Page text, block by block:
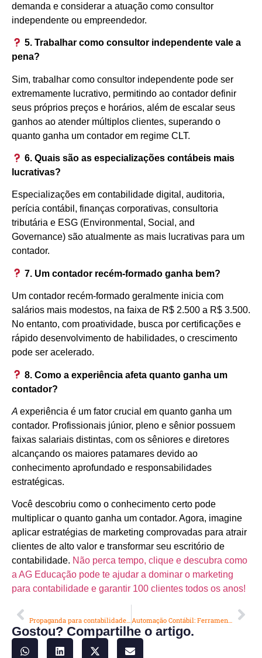
demanda e considerar a atuação como consultor
independente ou empreendedor.
5. Trabalhar como consultor independente vale a
pena?
Sim, trabalhar como consultor independente pode ser
extremamente lucrativo, permitindo ao contador definir
seus próprios preços e horários, além de escalar seus
ganhos ao atender múltiplos clientes, superando o
quanto ganha um contador em regime CLT.
6. Quais são as especializações contábeis mais
lucrativas?
Especializações em contabilidade digital, auditoria,
perícia contábil, finanças corporativas, consultoria
tributária e ESG (Environmental, Social, and
Governance) são atualmente as mais lucrativas para um
contador.
7. Um contador recém-formado ganha bem?
Um contador recém-formado geralmente inicia com
salários mais modestos, na faixa de R$ 2.500 a R$ 3.500.
No entanto, com proatividade, busca por certificações e
rápido desenvolvimento de habilidades, o crescimento
pode ser acelerado.
8. Como a experiência afeta quanto ganha um
contador?
A experiência é um fator crucial em quanto ganha um
contador. Profissionais júnior, pleno e sênior possuem
faixas salariais distintas, com os sêniores e diretores
alcançando os maiores patamares devido ao
conhecimento aprofundado e responsabilidades
estratégicas.
Você descobriu como o conhecimento certo pode
multiplicar o quanto ganha um contador. Agora, imagine
aplicar estratégias de marketing comprovadas para atrair
clientes de alto valor e transformar seu escritório de
contabilidade. Não perca tempo, clique e descubra como
a AG Educação pode te ajudar a dominar o marketing
para contabilidade e garantir 100 clientes todos os anos!
Propaganda para contabilidade: Digital ou Tradicional? Quem Vence? Automação Contábil: Ferramentas e Estratégias para Seu Escritório
Gostou? Compartilhe o artigo.